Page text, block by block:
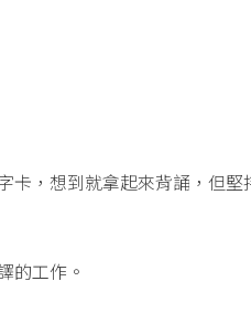
，想到就拿起來背誦，但堅
的工作。